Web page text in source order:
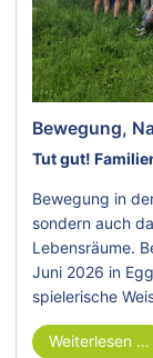
Bewegung,
Tut gut!
Bewegung in
sondern auch
Lebensräume.
Juni 2026 in
spielerische
Weiterlesen …